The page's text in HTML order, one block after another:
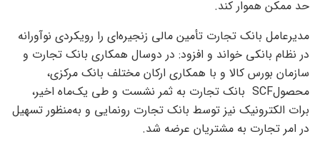
حد ممکن هموار کند.
مدیرعامل بانک تجارت تأمین مالی زنجیره‌ای را رویکردی نوآورانه
در نظام بانکی خواند و افزود: در دوسال همکاری بانک تجارت و
سازمان بورس کالا و با همکاری ارکان مختلف بانک مرکزی،
محصولSCF بانک تجارت به ثمر نشست و طی یک‌ماه اخیر،
برات الکترونیک نیز توسط بانک تجارت رونمایی و به‌منظور تسهیل
در امر تجارت به مشتریان عرضه شد.